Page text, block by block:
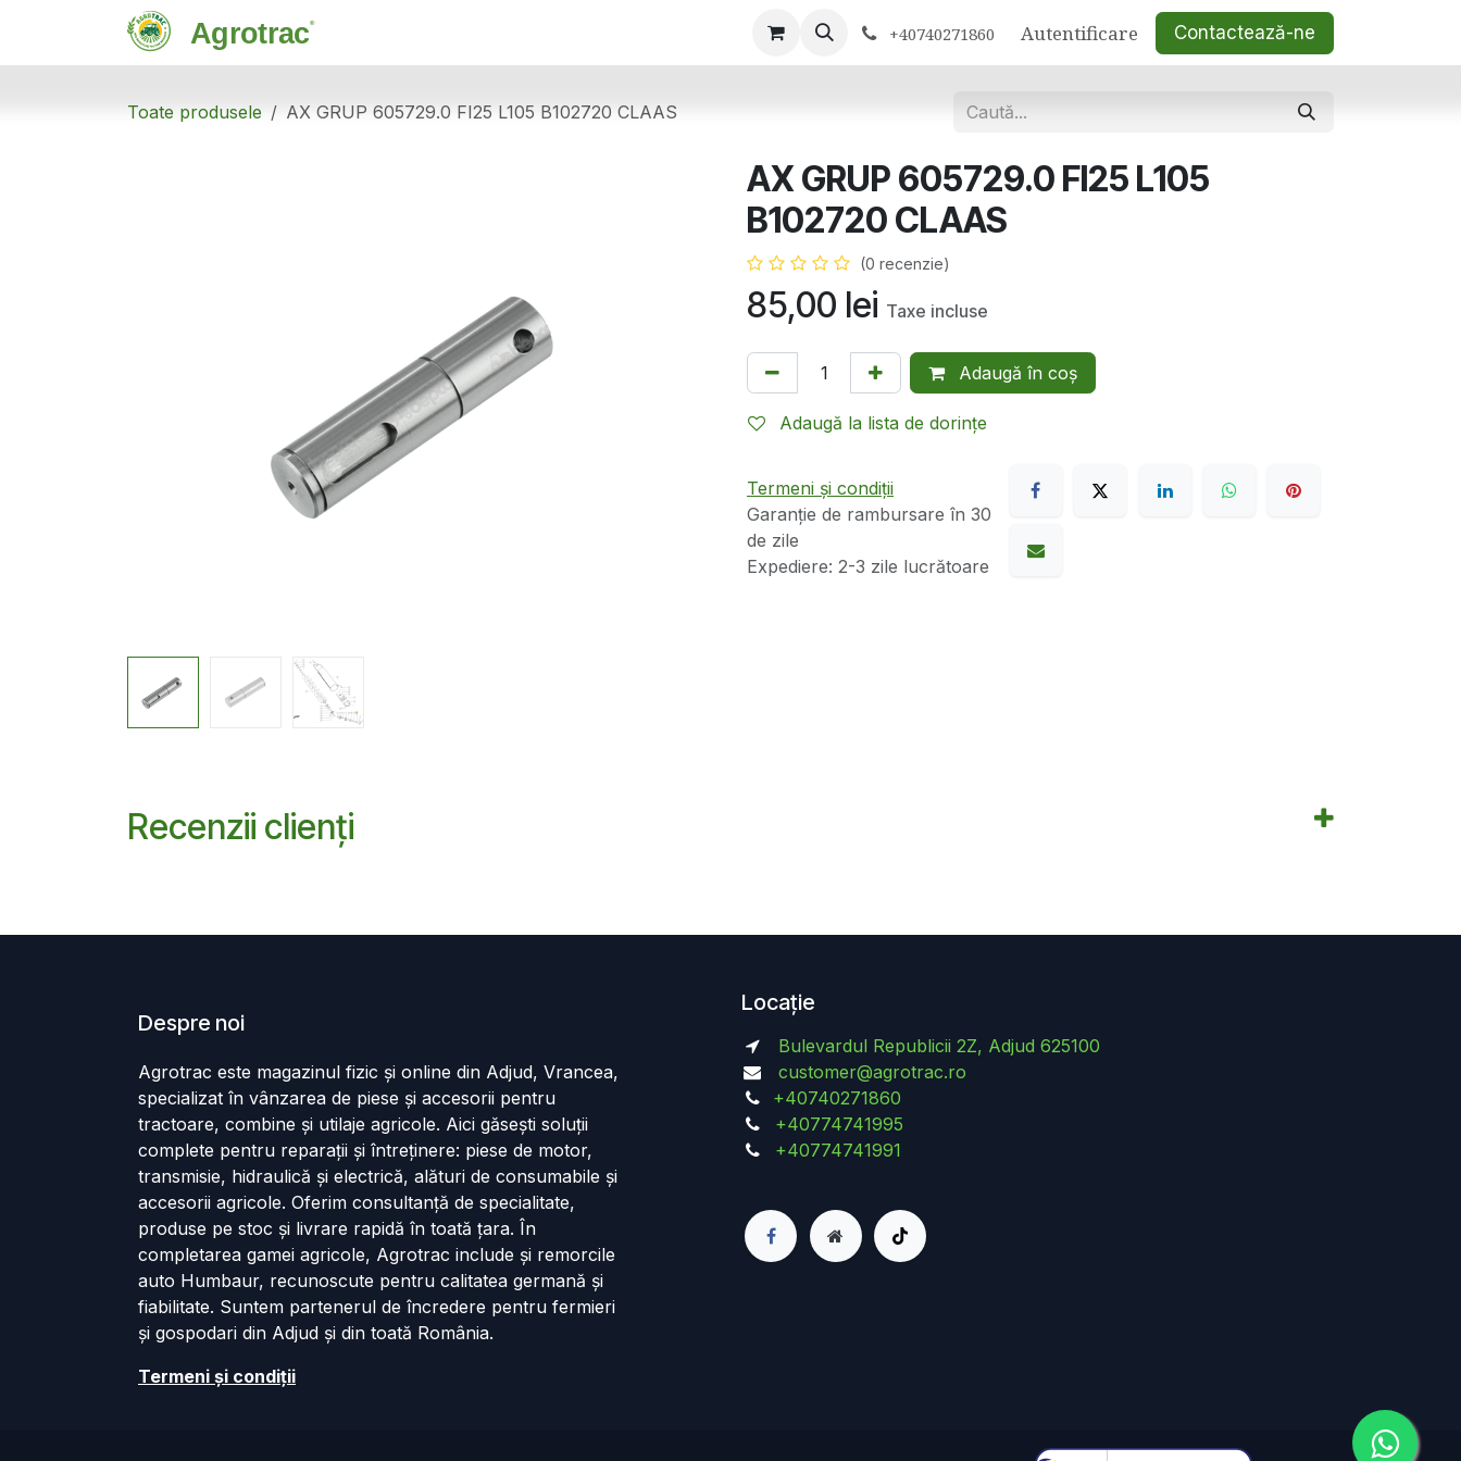
+40740271860 Autentificare Contactează-ne
Toate produsele AX GRUP 605729.0 FI25 L105 B102720 CLAAS
AX GRUP 605729.0 FI25 L105
B102720 CLAAS
(0 recenzie)
85,00 lei Taxe incluse
Adaugă în coș
Adaugă la lista de dorințe
Termeni și condiții
Garanție de rambursare în 30
de zile
Expediere: 2-3 zile lucrătoare
Recenzii clienți
Locație
Bulevardul Republicii 2Z, Adjud 625100
customer@agrotrac.ro
+40740271860
+40774741995
+40774741991
Despre noi
Agrotrac este magazinul fizic și online din Adjud, Vrancea,
specializat în vânzarea de piese și accesorii pentru
tractoare, combine și utilaje agricole. Aici găsești soluții
complete pentru reparații și întreținere: piese de motor,
transmisie, hidraulică și electrică, alături de consumabile și
accesorii agricole. Oferim consultanță de specialitate,
produse pe stoc și livrare rapidă în toată țara. În
completarea gamei agricole, Agrotrac include și remorcile
auto Humbaur, recunoscute pentru calitatea germană și
fiabilitate. Suntem partenerul de încredere pentru fermieri
și gospodari din Adjud și din toată România.
Termeni și cond​iții